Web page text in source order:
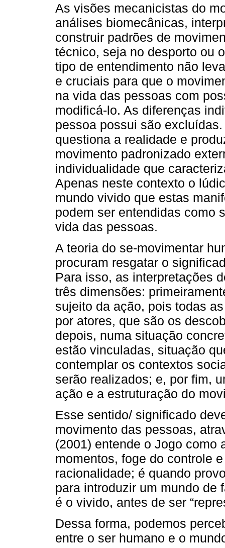
As visões mecanicistas do
análises biomecânicas,
construir padrões de
técnico, seja no desporto ou
tipo de entendimento não
e cruciais para que o
na vida das pessoas com
modificá-lo. As diferenças
pessoa possui são
questiona a realidade e
movimento padronizado
individualidade que
Apenas neste contexto o
mundo vivido que estas
podem ser entendidas como
vida das pessoas.
A teoria do se-movimentar
procuram resgatar o
Para isso, as interpretações
três dimensões:
sujeito da ação, pois todas
por atores, que são os
depois, numa situação
estão vinculadas, situação
contemplar os contextos
serão realizados; e, por fim,
ação e a estruturação do
Esse sentido/ significado
movimento das pessoas,
(2001) entende o Jogo como
momentos, foge do controle
racionalidade; é quando
para introduzir um mundo de
é o vivido, antes de ser
Dessa forma, podemos
entre o ser humano e o